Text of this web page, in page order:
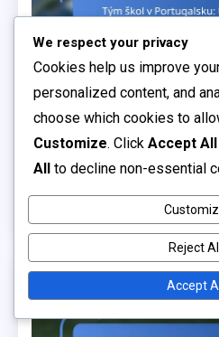
Tým škol v Portugalsku:
Petr Novák
We respect your privacy
Cookies help us improve
personalized content, and
choose which cookies to
Customize. Click Accept All
All to decline non-essential
Reject All
Accept All